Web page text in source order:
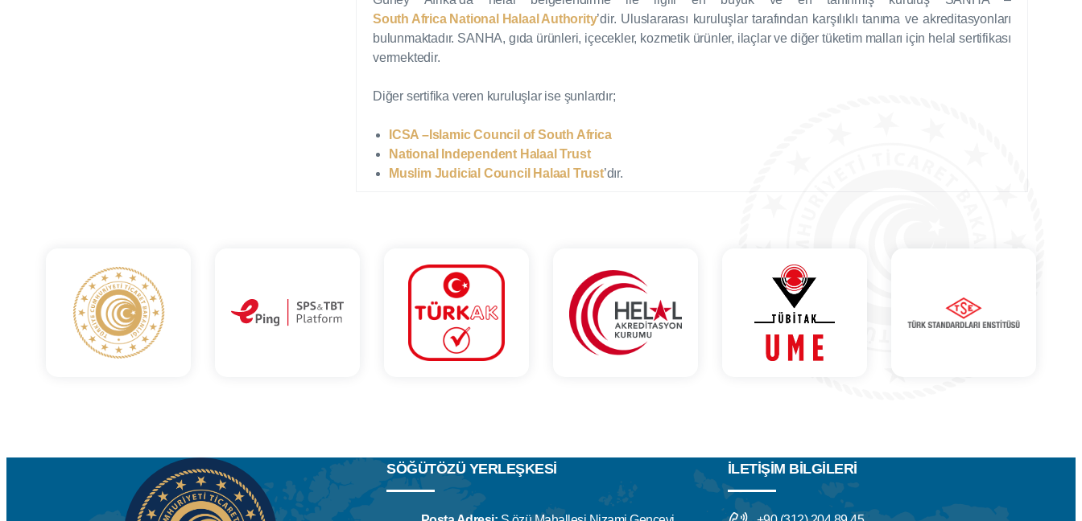
South Africa National Halaal Authority’dir. Uluslararası kuruluşlar tarafından karşılıklı tanıma ve akreditasyonları
bulunmaktadır. SANHA, gıda ürünleri, içecekler, kozmetik ürünler, ilaçlar ve diğer tüketim malları için helal sertifikası
vermektedir.
Diğer sertifika veren kuruluşlar ise şunlardır;
ICSA –Islamic Council of South Africa
National Independent Halaal Trust
Muslim Judicial Council Halaal Trust’dır.
SÖĞÜTÖZÜ YERLEŞKESİ İLETIŞIM BILGILERI